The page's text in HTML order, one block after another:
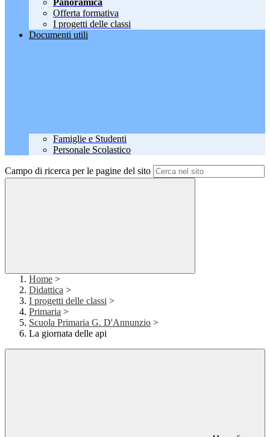
Panoramica
Offerta formativa
I progetti delle classi
Documenti utili
Famiglie e Studenti
Personale Scolastico
Campo di ricerca per le pagine del sito
Home >
Didattica >
I progetti delle classi >
Primaria >
Scuola Primaria G. D'Annunzio >
La giornata delle api